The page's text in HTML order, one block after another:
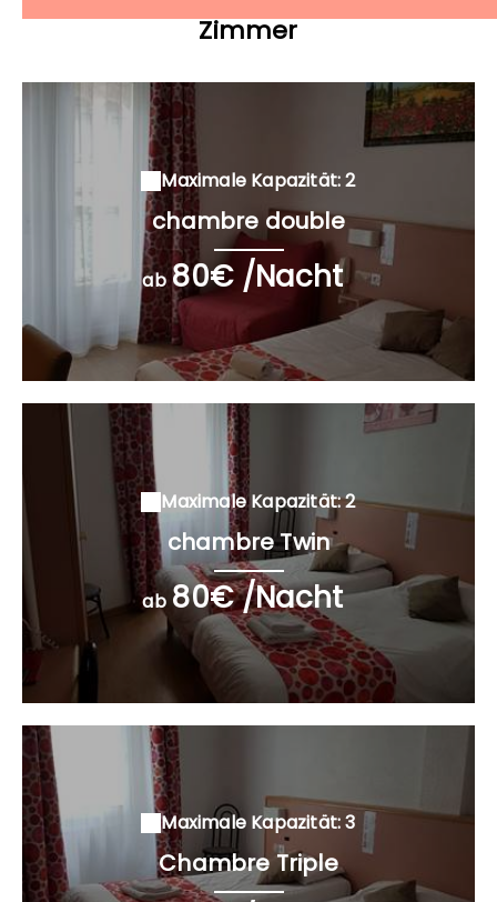
Zimmer
Maximale Kapazität: 2
chambre double
ab 80€ /Nacht
Maximale Kapazität: 2
chambre Twin
ab80€ /Nacht
Maximale Kapazität: 3
Chambre Triple